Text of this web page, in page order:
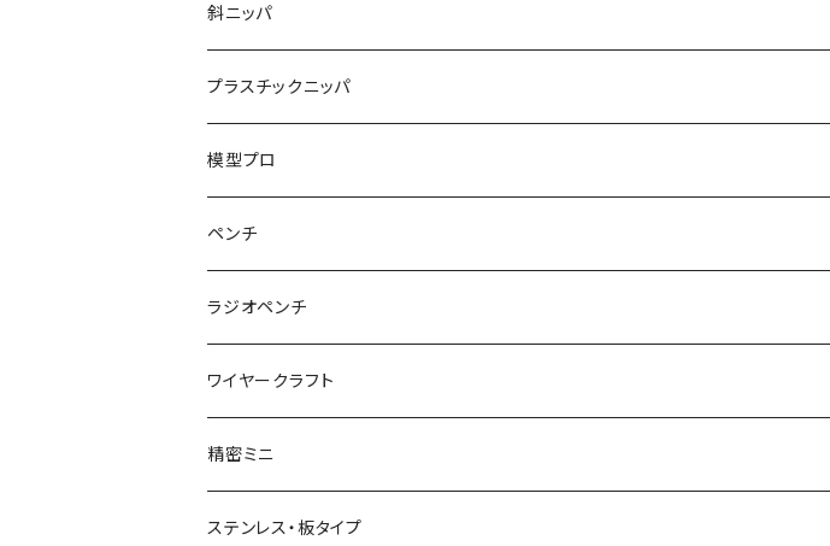
くちプラ用替えくわえ部
ハンマープライヤー用
グリップ
丸ペンチ
平ペンチ
ナイロンジョープライヤー
強力ニッパ
かるいニッパ
新サイズ強力ニッパ
パワーニッパ
ピアノ線強力ニッパ
結束バンド2WAYニッパ
結束バンドひっぱりニッパ
電工Fニッパ
斜ニッパ
プラスチックニッパ
プラスチックニッパ
かるいプラスチックニッパ
ミニプラスチックニッパ
マイクロプラスチックニッパ
模型プロ 片刃プラニッパ
片刃プラニッパ
模型プロ
ペンチ
ペンチ
かるいペンチ
新サイズペンチ
かるいパワーペンチ
ラジオペンチ
ラジオペンチ
かるいラジオペンチ
新サイズラジオペンチ
ワイヤークラフト
精密ミニ
ミニマイクロニッパ
ステンレス・板タイプ